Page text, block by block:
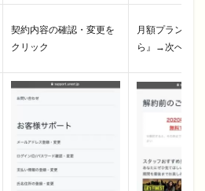
契約内容の確認・変更を
クリック
月額プラン『
ら』→次へをク